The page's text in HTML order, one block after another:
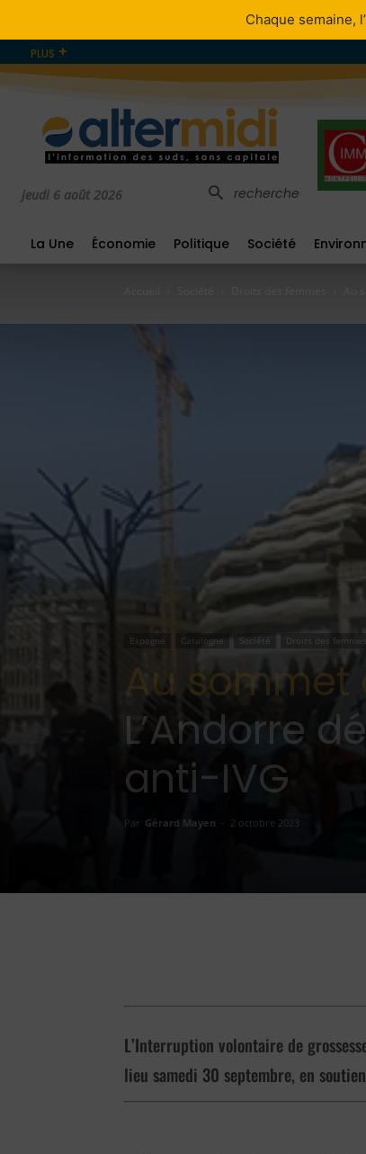
PLUS
jeudi 6 août 2026 recherche
La Une Économie Politique Société
Espagne Catalogne Société Droits des femmes
Au sommet
L’Andorre
anti-IVG
Par Gérard Mayen - 2 octobre 2023
L’Interruption volontaire de
lieu samedi 30 septembre, en
Chaque semaine,